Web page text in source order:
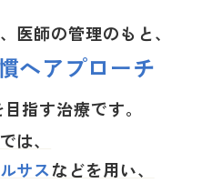
医師の管理のもと、
へアプローチ
目指す治療です。
は、
サスなどを用い、